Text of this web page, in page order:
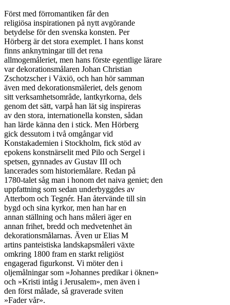
Först med förromantiken får den
religiösa inspirationen på nytt avgörande
betydelse för den svenska konsten. Per
Hörberg är det stora exemplet. I hans konst
finns anknytningar till det rena
allmogemåleriet, men hans förste egentlige lärare
var dekorationsmålaren Johan Christian
Zschotzscher i Växiö, och han hör samman
även med dekorationsmäleriet, dels genom
sitt verksamhetsområde, lantkyrkorna, dels
genom det sätt, varpå han lät sig inspireras
av den stora, internationella konsten, sådan
han lärde känna den i stick. Men Hörberg
gick dessutom i två omgångar vid
Konstakademien i Stockholm, fick stöd av
epokens konstnärselit med Pilo och Sergel i
spetsen, gynnades av Gustav III och
lancerades som historiemålare. Redan på
1780-talet såg man i honom det naiva geniet; den
uppfattning som sedan underbyggdes av
Atterbom och Tegnér. Han återvände till sin
bygd och sina kyrkor, men han har en
annan ställning och hans måleri äger en
annan frihet, bredd och medvetenhet än
dekorationsmålarnas. Även ur Elias M
artins panteistiska landskapsmåleri växte
omkring 1800 fram en starkt religiöst
engagerad figurkonst. Vi möter den i
oljemålningar som »Johannes predikar i öknen»
och »Kristi intåg i Jerusalem», men även i
den först målade, så graverade sviten
»Fader vår».